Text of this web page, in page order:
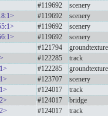
#119692 scenery
#119692 scenery
#119692 scenery
#119692 scenery
#121794 groundtexture
#122285 track
#122285 groundtexture
#123707 scenery
#124017 track
#124017 bridge
#124017 track